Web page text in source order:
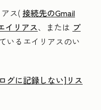
ス( 接続先のGmail
イリアス、または プ
いるエイリアスのい
グに記録しない]リス